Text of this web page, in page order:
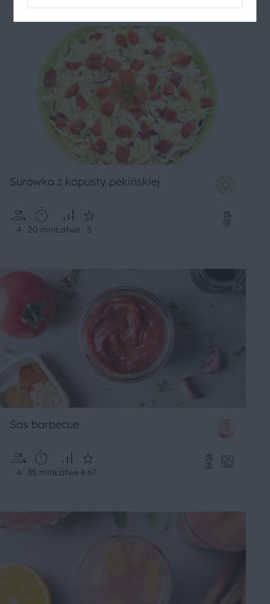
Surówka z kapusty pekińskiej
4 20 minŁatwe 5
Sos barbecue
4 35 minŁatwe 4.67